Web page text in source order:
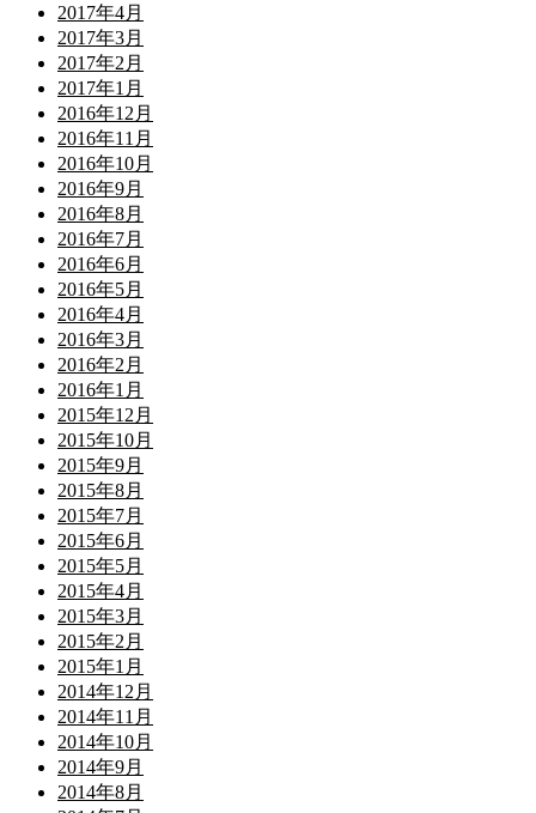
2017年4月
2017年3月
2017年2月
2017年1月
2016年12月
2016年11月
2016年10月
2016年9月
2016年8月
2016年7月
2016年6月
2016年5月
2016年4月
2016年3月
2016年2月
2016年1月
2015年12月
2015年10月
2015年9月
2015年8月
2015年7月
2015年6月
2015年5月
2015年4月
2015年3月
2015年2月
2015年1月
2014年12月
2014年11月
2014年10月
2014年9月
2014年8月